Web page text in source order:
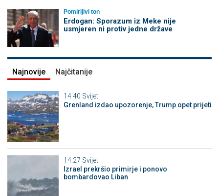
Pomirljivi ton
Erdogan: Sporazum iz Meke nije
usmjeren ni protiv jedne države
Najnovije Najčitanije
14:40 Svijet
Grenland izdao upozorenje, Trump opet prijeti
14:27 Svijet
Izrael prekršio primirje i ponovo
bombardovao Liban